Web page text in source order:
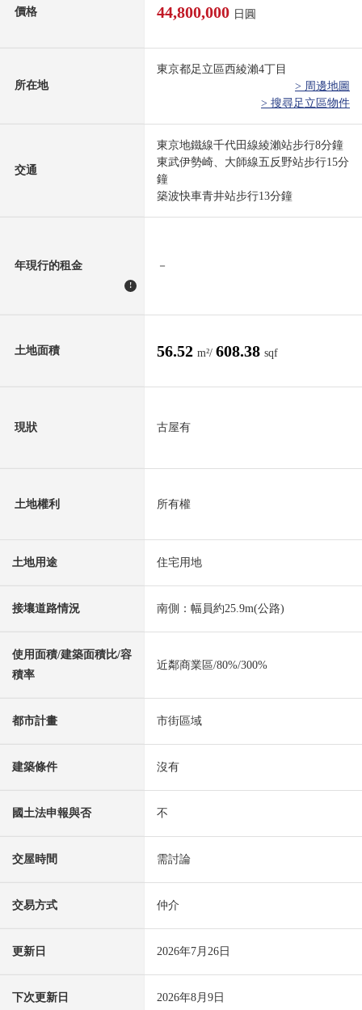
價格 44,800,000 日圓
所在地
東京都足立區西綾瀨4丁目
> 周邊地圖
> 搜尋足立區物件
交通
東京地鐵線千代田線綾瀨站步行8分鐘
東武伊勢崎、大師線五反野站步行15分
鐘
築波快車青井站步行13分鐘
年現行的租金
!
－
土地面積 56.52 m²/ 608.38 sqf
現狀 古屋有
土地權利 所有權
土地用途 住宅用地
接壤道路情況 南側：幅員約25.9m(公路)
使用面積/建築面積比/容
積率
近鄰商業區/80%/300%
都市計畫 市街區域
建築條件 沒有
國土法申報與否 不
交屋時間 需討論
交易方式 仲介
更新日 2026年7月26日
下次更新日 2026年8月9日